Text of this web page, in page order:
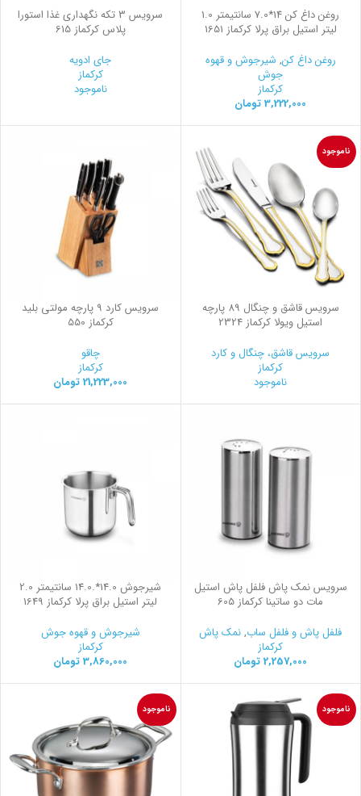
روغن داغ کن 14*7.0 سانتیمتر 1.0
لیتر استیل براق پرلا کرکماز 1651
روغن داغ کن, شیرجوش و قهوه
جوش
کرکماز
3,222,000 تومان
سرويس 3 تكه نگهداری غذا استورا
پلاس کرکماز 615
جای ادویه
کرکماز
ناموجود
ناموجود
سرویس قاشق و چنگال 89 پارچه
استیل ویولا کرکماز 2324
سرویس قاشق، چنگال و کارد
کرکماز
ناموجود
سرویس کارد 9 پارچه مولتی بلید
کرکماز 550
چاقو
کرکماز
21,223,000 تومان
سرویس نمک پاش فلفل پاش استیل
مات دو ساتینا کرکماز 605
فلفل پاش و فلفل ساب,نمک پاش
کرکماز
2,257,000 تومان
شیرجوش 14.0*.14.0 سانتیمتر 2.0
لیتر استیل براق پرلا کرکماز 1649
شیرجوش و قهوه جوش
کرکماز
3,860,000 تومان
ناموجود ناموجود